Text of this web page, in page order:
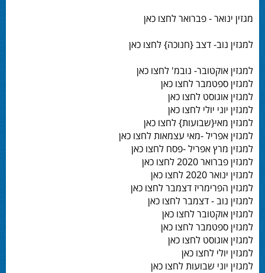
מגזין ינואר - פברואר לחצו כאן
למגזין נוב- דצב {חנוכה} לחצו כאן
למגזין אוקטובר- נובמ' לחצו כאן
למגזין ספטמבר לחצו כאן
למגזין אוגוסט לחצו כאן
למגזין יוני יולי לחצו כאן
למגזין מאי{שבועות} לחצו כאן
למגזין אפריל -מאי עצמאות לחצו כאן
למגזין מרץ אפריל -פסח לחצו כאן
למגזין פברואר 2020 לחצו כאן
למגזין ינואר 2020 לחצו כאן
למגזין הפרימריז דצמבר לחצו כאן
למגזין נוב - דצמבר לחצו כאן
למגזין אוקטובר לחצו כאן
למגזין ספטמבר לחצו כאן
למגזין אוגוסט לחצו כאן
למגזין יולי לחצו כאן
למגזין יוני שבועות לחצו כאן